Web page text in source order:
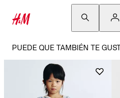
PUEDE QUE TAMBIÉN TE